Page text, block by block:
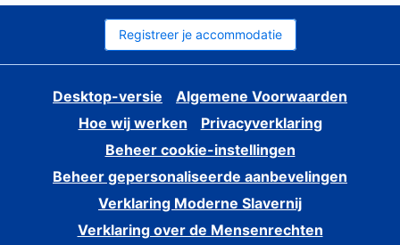
Registreer je accommodatie
Desktop-versie
Algemene Voorwaarden
Hoe wij werken
Privacyverklaring
Beheer cookie-instellingen
Beheer gepersonaliseerde aanbevelingen
Verklaring Moderne Slavernij
Verklaring over de Mensenrechten